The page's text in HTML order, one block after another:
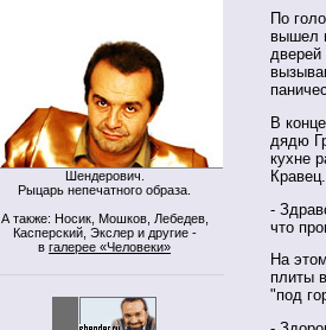
Шендерович.
Рыцарь непечатного образа.
А также: Носик, Мошков, Лебедев,
Касперский, Экслер и другие -
в галерее «Человеки»
По
вышел
дверей
В
дядю
кухне
Кравец.
-
что
На
плиты
"под